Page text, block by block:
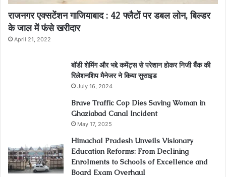
राजनगर एक्सटेंशन गाजियाबाद : 42 फ्लैटों पर डबल लोन, बिल्डर
के जाल में फंसे खरीदार
April 21, 2022
बॉडी शेमिंग और भद्दे कमेंट्स से परेशान होकर निजी बैंक की
रिलेशनशिप मैनेजर ने किया सुसाइड
July 16, 2024
Brave Traffic Cop Dies Saving Woman in
Ghaziabad Canal Incident
May 17, 2025
Himachal Pradesh Unveils Visionary
Education Reforms: From Declining
Enrolments to Schools of Excellence and
Board Exam Overhaul